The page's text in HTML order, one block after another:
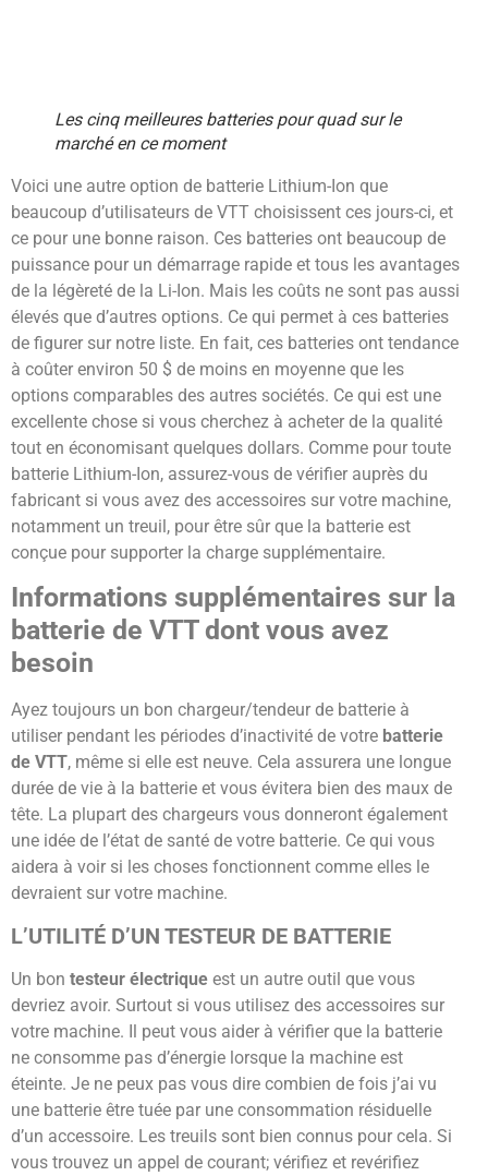
Les cinq meilleures batteries pour quad sur le
marché en ce moment
Voici une autre option de batterie Lithium-Ion que
beaucoup d’utilisateurs de VTT choisissent ces jours-ci, et
ce pour une bonne raison. Ces batteries ont beaucoup de
puissance pour un démarrage rapide et tous les avantages
de la légèreté de la Li-Ion. Mais les coûts ne sont pas aussi
élevés que d’autres options. Ce qui permet à ces batteries
de figurer sur notre liste. En fait, ces batteries ont tendance
à coûter environ 50 $ de moins en moyenne que les
options comparables des autres sociétés. Ce qui est une
excellente chose si vous cherchez à acheter de la qualité
tout en économisant quelques dollars. Comme pour toute
batterie Lithium-Ion, assurez-vous de vérifier auprès du
fabricant si vous avez des accessoires sur votre machine,
notamment un treuil, pour être sûr que la batterie est
conçue pour supporter la charge supplémentaire.
Informations supplémentaires sur la
batterie de VTT dont vous avez
besoin
Ayez toujours un bon chargeur/tendeur de batterie à
utiliser pendant les périodes d’inactivité de votre batterie
de VTT, même si elle est neuve. Cela assurera une longue
durée de vie à la batterie et vous évitera bien des maux de
tête. La plupart des chargeurs vous donneront également
une idée de l’état de santé de votre batterie. Ce qui vous
aidera à voir si les choses fonctionnent comme elles le
devraient sur votre machine.
L’UTILITÉ D’UN TESTEUR DE BATTERIE
Un bon testeur électrique est un autre outil que vous
devriez avoir. Surtout si vous utilisez des accessoires sur
votre machine. Il peut vous aider à vérifier que la batterie
ne consomme pas d’énergie lorsque la machine est
éteinte. Je ne peux pas vous dire combien de fois j’ai vu
une batterie être tuée par une consommation résiduelle
d’un accessoire. Les treuils sont bien connus pour cela. Si
vous trouvez un appel de courant; vérifiez et revérifiez